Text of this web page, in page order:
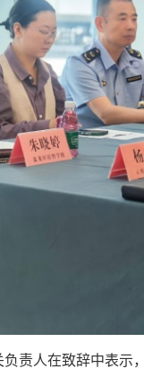
责人在致辞中表示